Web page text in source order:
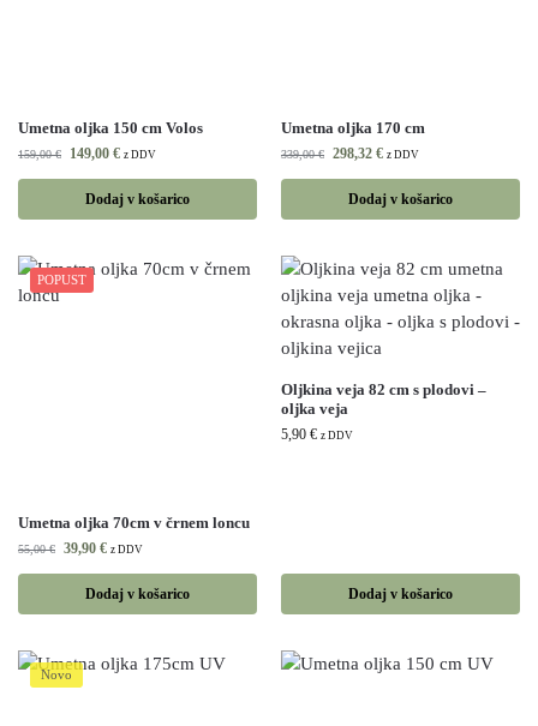
Umetna oljka 150 cm Volos
159,00€ 149,00 € z DDV
Dodaj v košarico
Umetna oljka 170 cm
339,00€ 298,32 € z DDV
Dodaj v košarico
POPUST
Umetna oljka 70cm v črnem loncu
55,00€ 39,90 € z DDV
Dodaj v košarico
Oljkina veja 82 cm s plodovi –
oljka veja
5,90 € z DDV
Dodaj v košarico
Novo